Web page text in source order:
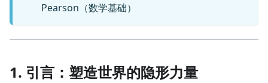
Pearson（数学基础）
1. 引言：塑造世界的隐形力量